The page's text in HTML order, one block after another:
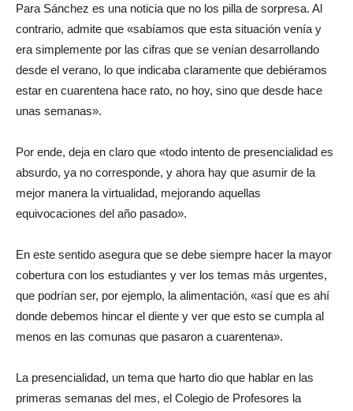
Para Sánchez es una noticia que no los pilla de sorpresa. Al
contrario, admite que «sabíamos que esta situación venía y
era simplemente por las cifras que se venían desarrollando
desde el verano, lo que indicaba claramente que debiéramos
estar en cuarentena hace rato, no hoy, sino que desde hace
unas semanas».
Por ende, deja en claro que «todo intento de presencialidad es
absurdo, ya no corresponde, y ahora hay que asumir de la
mejor manera la virtualidad, mejorando aquellas
equivocaciones del año pasado».
En este sentido asegura que se debe siempre hacer la mayor
cobertura con los estudiantes y ver los temas más urgentes,
que podrían ser, por ejemplo, la alimentación, «así que es ahí
donde debemos hincar el diente y ver que esto se cumpla al
menos en las comunas que pasaron a cuarentena».
La presencialidad, un tema que harto dio que hablar en las
primeras semanas del mes, el Colegio de Profesores la